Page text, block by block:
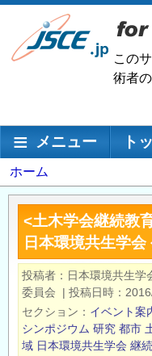
メ
ン
移
この
術者
メインナビゲーション
メニュー ト
パ
ン
く
ホーム
<土木学会継続教
日本環境共生学
投稿者
日本環境共生学
委員会
| 投稿日時
セクション
イベント案
シンポジウム 研究 都市
域 日本環境共生学会 継